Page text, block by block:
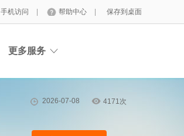
手机访问 帮助中心 保存到桌面
更多服务
2026-07-08 4171次